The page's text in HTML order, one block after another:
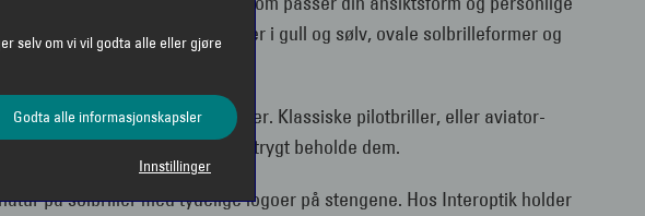
nå: Solbriller med metallrammer i gull og sølv, ovale solbrilleformer og
rektangulære og cateye-former. Klassiske pilotbriller, eller aviator-
så har du enRay-Ban, kan du trygt beholde dem.
på solbriller med tydelige logoer på stengene. Hos Interoptik holder
selv om vi vil godta alle eller gjøre
Godta alle informasjonskapsler
Innstillinger